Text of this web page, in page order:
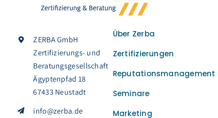
ZERBA GmbH
Zertifizierungs- und
Beratungsgesellschaft
Ägyptenpfad 18
67433 Neustadt
info@zerba.de
Über Zerba
Zertifizierungen
Reputationsmanagement
Seminare
Marketing